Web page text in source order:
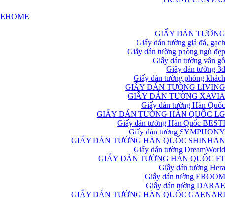
GIẤY DÁN TƯỜNG
Giấy dán tường giả đá, gạch
Giấy dán tường phòng ngủ đẹp
Giấy dán tường vân gỗ
Giấy dán tường 3d
Giấy dán tường phòng khách
GIẤY DÁN TƯỜNG LIVING
GIẤY DÁN TƯỜNG XAVIA
Giấy dán tường Hàn Quốc
GIẤY DÁN TƯỜNG HÀN QUỐC LG
Giấy dán tường Hàn Quốc BESTI
Giấy dán tường SYMPHONY
GIẤY DÁN TƯỜNG HÀN QUỐC SHINHAN
Giấy dán tường DreamWorld
GIẤY DÁN TƯỜNG HÀN QUỐC FT
Giấy dán tường Hera
Giấy dán tường EROOM
Giấy dán tường DARAE
GIẤY DÁN TƯỜNG HÀN QUỐC GAENARI